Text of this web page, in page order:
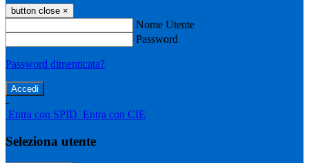
button close ×
Nome Utente
Password
Password dimenticata?
-
Entra con SPID Entra con CIE
Seleziona utente